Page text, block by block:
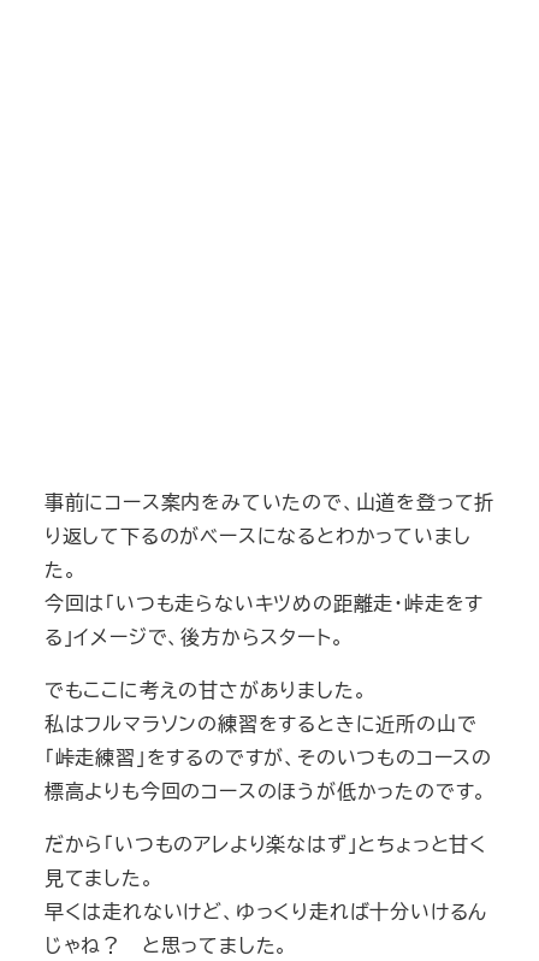
事前にコース案内をみていたので、山道を登って折
り返して下るのがベースになるとわかっていまし
た。
今回は「いつも走らないキツめの距離走・峠走をす
る」イメージで、後方からスタート。
でもここに考えの甘さがありました。
私はフルマラソンの練習をするときに近所の山で
「峠走練習」をするのですが、そのいつものコースの
標高よりも今回のコースのほうが低かったのです。
だから「いつものアレより楽なはず」とちょっと甘く
見てました。
早くは走れないけど、ゆっくり走れば十分いけるん
じゃね？ と思ってました。